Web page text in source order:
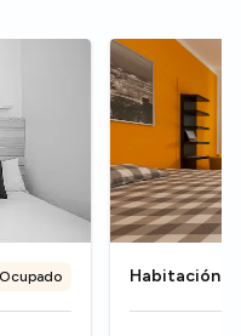
Ocupado Habitación